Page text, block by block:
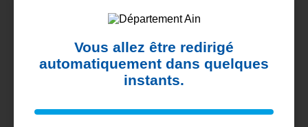
Vous allez être redirigé
automatiquement dans quelques
instants.